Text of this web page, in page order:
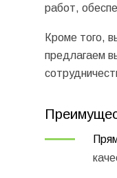
работ,
Кроме того,
предлагаем